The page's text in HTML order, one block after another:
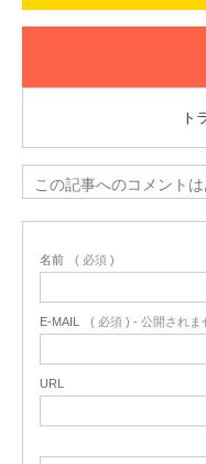
ト
この記事へのコメントは
名前 ( 必須 )
E-MAIL ( 必須 ) - 公開されま
URL